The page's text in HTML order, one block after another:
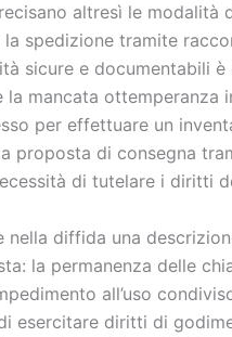
altresì le modalità
spedizione tramite
sicure e documentabili
la mancata
per effettuare un
proposta di consegna
di tutelare i diritti
nella diffida una
la permanenza delle
all’uso
esercitare diritti di